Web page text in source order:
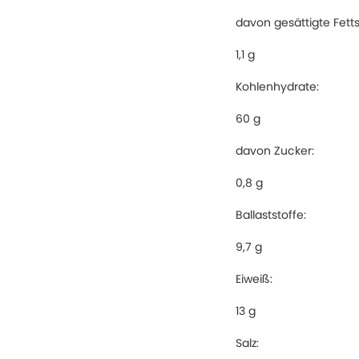
davon gesättigte
1,1 g
Kohlenhydrate:
60 g
davon Zucker:
0,8 g
Ballaststoffe:
9,7 g
Eiweiß:
13 g
Salz: